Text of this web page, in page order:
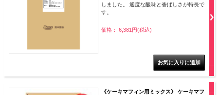
しました。 適度な酸味と香ばしさが特長で
す。
価格： 6,381円(税込)
《ケーキマフィン用ミックス》 ケーキマフ